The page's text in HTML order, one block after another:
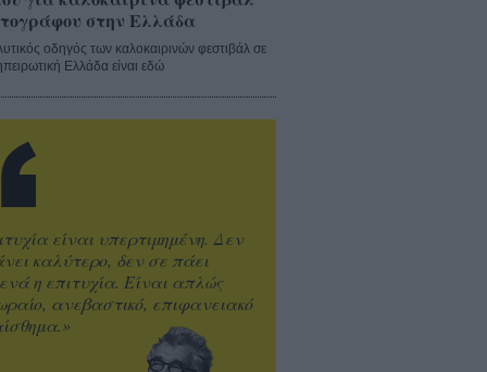
στην Ελλάδα
οδηγός των καλοκαιρινών φεστιβάλ σε
Ελλάδα είναι εδώ
είναι υπερτιμημένη. Δεν
καλύτερο, δεν σε πάει
η επιτυχία. Είναι απλώς
ανεβαστικό, επιφανειακό